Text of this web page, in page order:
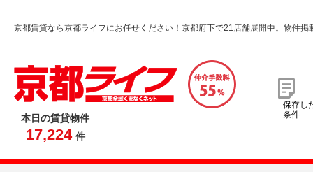
京都賃貸なら京都ライフにお任せください！京都府下で21店舗展開中。物件掲
本日の賃貸物件
17,224 件
保存し
条件